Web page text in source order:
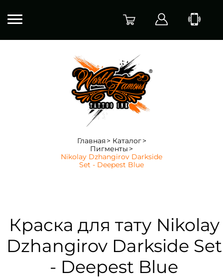
Главная
Каталог
Пигменты
Nikolay Dzhangirov Darkside
Set - Deepest Blue
Краска для тату Nikolay
Dzhangirov Darkside Set
- Deepest Blue